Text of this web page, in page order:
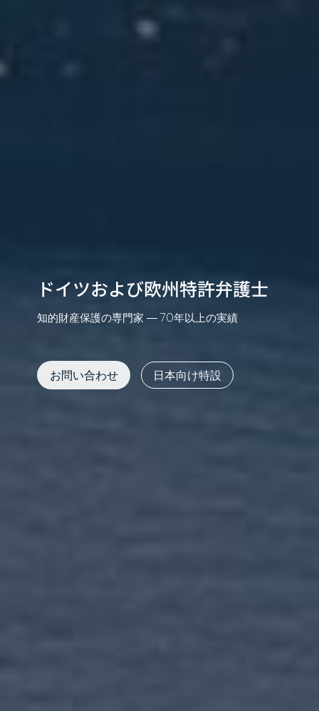
ドイツおよび欧州特許弁護士
知的財産保護の専門家 ― 70年以上の実績
お問い合わせ 日本向け特設